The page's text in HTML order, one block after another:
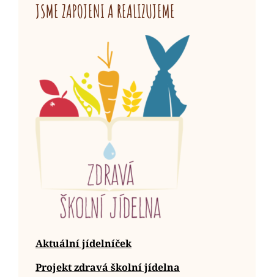
JSME ZAPOJENI A REALIZUJEME
Aktuální jídelníček
Projekt zdravá školní jídelna